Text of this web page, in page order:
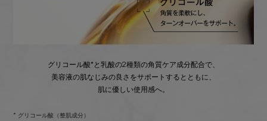
グリコール酸*と乳酸の2種類の角質ケア成分配合で、
美容液の肌なじみの良さをサポートするとともに、
肌に優しい使用感へ。
* グリコール酸（整肌成分）